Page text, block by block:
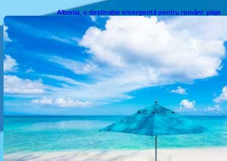
Albania, o destinație emergentă pentru români: plaje
spectaculoase, ape turcoaz și prețuri accesibile